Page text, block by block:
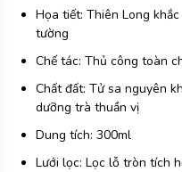
Họa tiết: Thiên Long
tường
Chế tác: Thủ công toàn
Chất đất: Tử sa nguyên
dưỡng trà thuần vị
Dung tích: 300ml
Lưới lọc: Lọc lỗ tròn tích